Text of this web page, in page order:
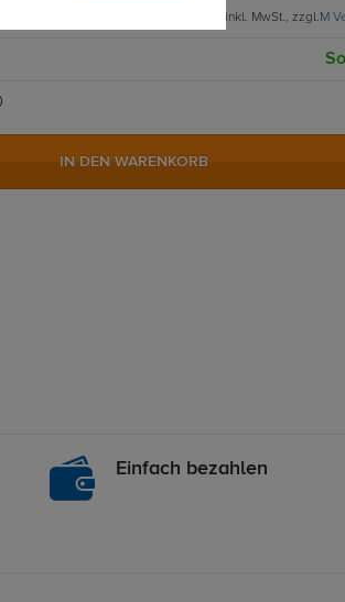
inkl. MwSt., zzgl.M
IN DEN WARENKORB
Einfach bezahlen